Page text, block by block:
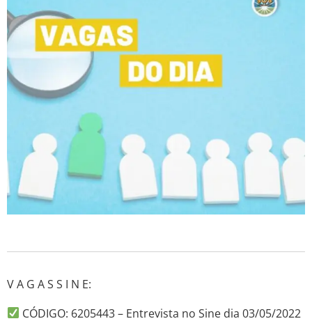
V A G A S S I N E:
CÓDIGO: 6205443 – Entrevista no Sine dia 03/05/2022